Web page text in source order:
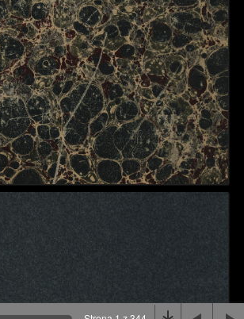
są pliki cookie, bądź
Aby poznać szczegóły zapoznaj
prywatności .
Rozumiem